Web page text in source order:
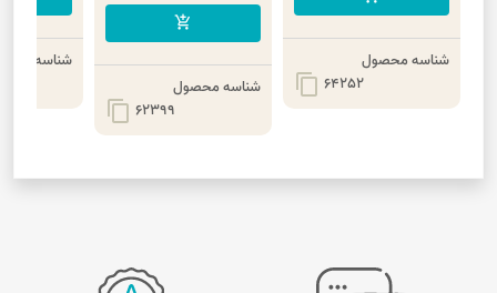
شناسه محصول
64252
content_copy
add_shopping_cart
شناسه محصول
62399
content_copy
شناسه